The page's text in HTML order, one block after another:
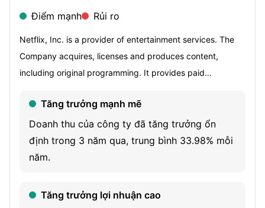
Điểm mạnh Rủi ro
Netflix, Inc. is a provider of entertainment services. The
Company acquires, licenses and produces content,
including original programming. It provides paid
series, films and games across a variety of genres and
languages. It allows members to play, pause and resume
watching as much as they want, anytime, anywhere, and
can change their plans at any time. The Company offers
a host of Internet-connected devices, including TVs,
Tăng trưởng mạnh mẽ
Doanh thu của công ty đã tăng trưởng ổn
định trong 3 năm qua, trung bình 33.98% mỗi
năm.
Tăng trưởng lợi nhuận cao